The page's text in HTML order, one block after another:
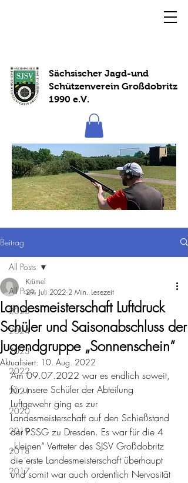
Sächsischer Jagd-und
Schützenverein Großdobritz
1990 e.V.
Beitrag
All Posts
2025
2024
2023
2022
2021
2020
2019
2018
2017
All Posts
Landesmeisterschaft Luftdruck
Schüler und Saisonabschluss der
Jugendgruppe „Sonnenschein“
Krümel
29. Juli 2022 2 Min. Lesezeit
Aktualisiert: 10. Aug. 2022
Am 09.07.2022 war es endlich soweit,
für unsere Schüler der Abteilung
Luftgewehr ging es zur
Landesmeisterschaft auf den Schießstand
der PSSG zu Dresden. Es war für die 4
„kleinen“ Vertreter des SJSV Großdobritz
die erste Landesmeisterschaft überhaupt
und somit war auch ordentlich Nervosität